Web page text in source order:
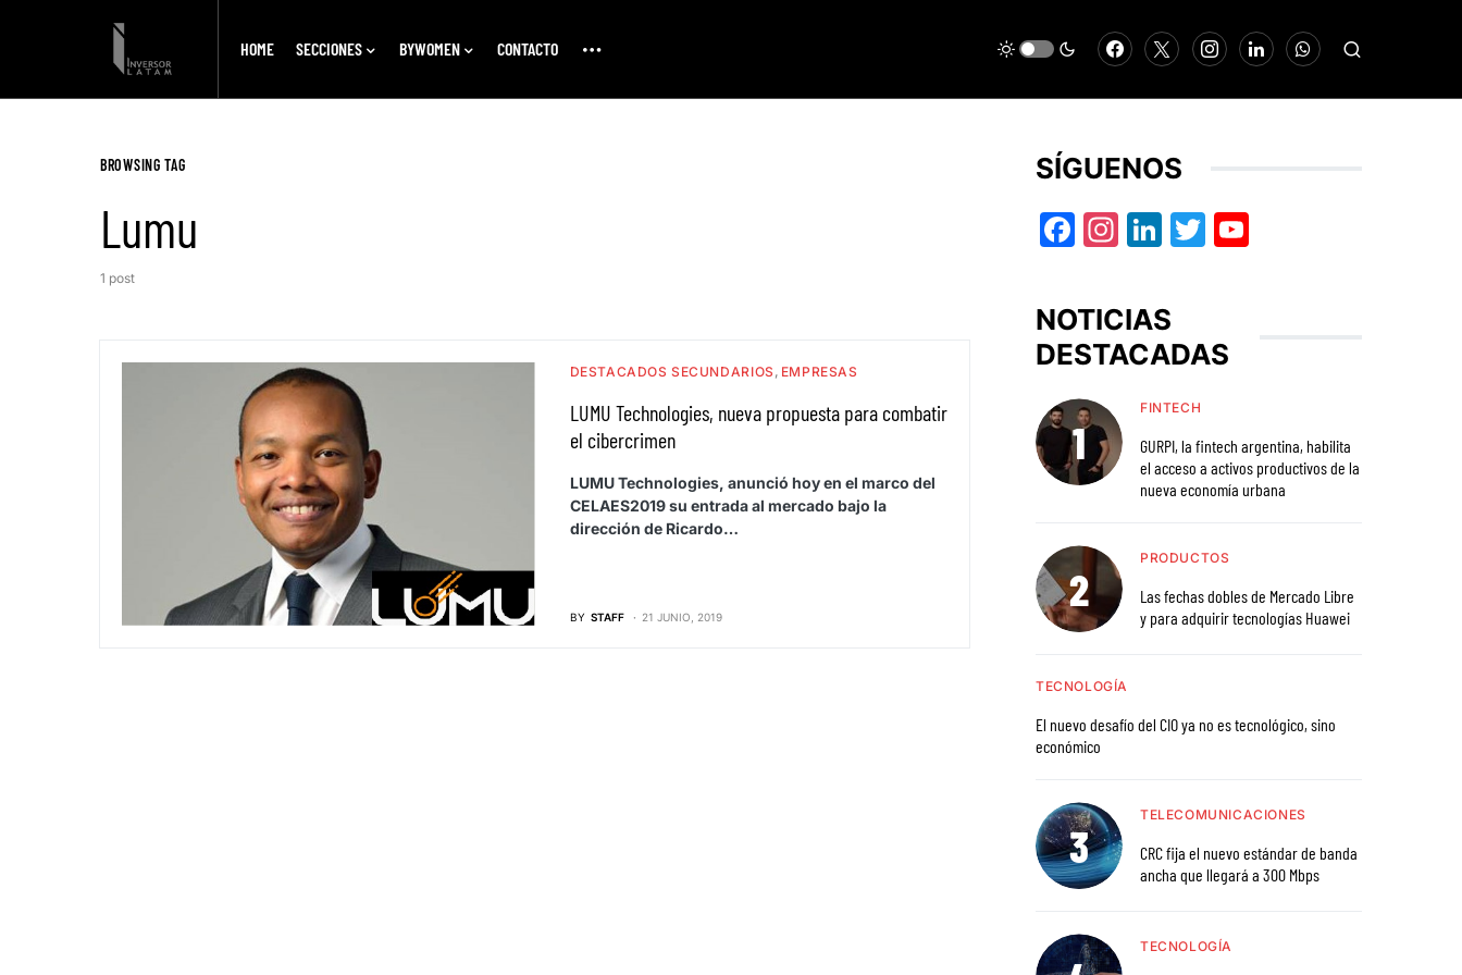
HOME SECCIONES BYWOMEN CONTACTO
BROWSING TAG
Lumu
1 post
DESTACADOS SECUNDARIOS EMPRESAS
LUMU Technologies, nueva propuesta para combatir
el cibercrimen
LUMU Technologies, anunció hoy en el marco del
CELAES2019 su entrada al mercado bajo la
dirección de Ricardo…
BY STAFF 21 JUNIO, 2019
SÍGUENOS
Facebook
Instagram
LinkedIn
Twitter
NOTICIAS
DESTACADAS
FINTECH
GURPI, la fintech argentina, habilita
el acceso a activos productivos de la
nueva economía urbana
PRODUCTOS
Las fechas dobles de Mercado Libre
y para adquirir tecnologías Huawei
TECNOLOGÍA
El nuevo desafío del CIO ya no es tecnológico, sino
económico
TELECOMUNICACIONES
CRC fija el nuevo estándar de banda
ancha que llegará a 300 Mbps
TECNOLOGÍA